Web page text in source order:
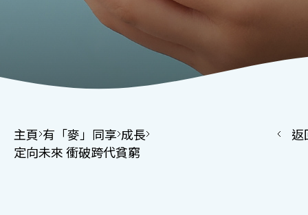
主頁 有「麥」同享 成長
定向未來 衝破跨代貧窮
返